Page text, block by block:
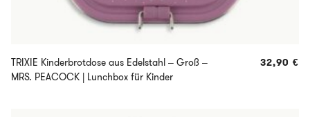
TRIXIE Kinderbrotdose aus Edelstahl – Groß –
MRS. PEACOCK | Lunchbox für Kinder
32,90 €